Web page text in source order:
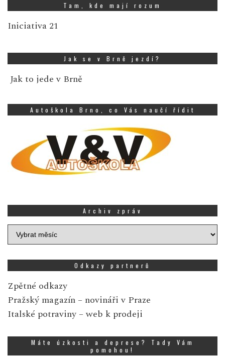
Tam, kde mají rozum
Iniciativa 21
Jak se v Brně jezdí?
Jak to jede v Brně
Autoškola Brno, co Vás naučí řídit
Archiv zpráv
Archiv
zpráv
Odkazy partnerů
Zpětné odkazy
Pražský magazín – novináři v Praze
Italské potraviny – web k prodeji
Máte úzkosti a deprese? Tady Vám
pomohou!